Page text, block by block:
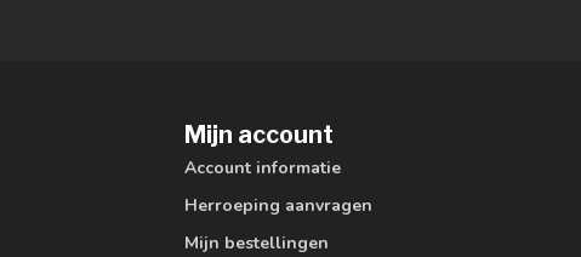
Mijn account
Account informatie
Herroeping aanvragen
Mijn bestellingen